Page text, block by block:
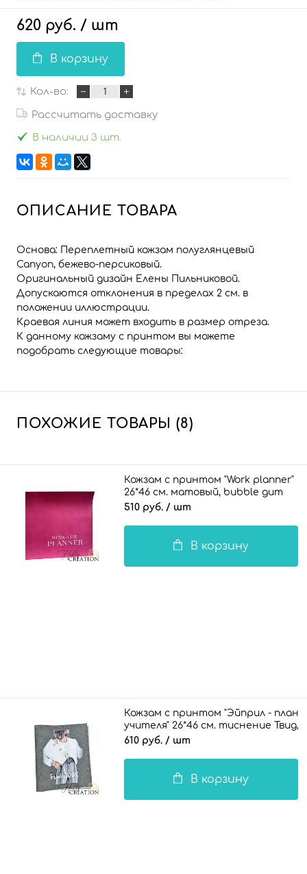
620 руб. / шт
В корзину
Кол-во:
Рассчитать доставку
В наличии 3 шт.
ОПИСАНИЕ ТОВАРА
Основа: Переплетный кожзам полуглянцевый
Canyon, бежево-персиковый.
Оригинальный дизайн Елены Пильниковой.
Допускаются отклонения в пределах 2 см. в
положении иллюстрации.
Краевая линия может входить в размер отреза.
К данному кожзаму с принтом вы можете
подобрать следующие товары:
ПОХОЖИЕ ТОВАРЫ (8)
Кожзам с принтом "Work planner"
26*46 см. матовый, bubble gum
510 руб. / шт
В корзину
Кожзам с принтом "Эйприл -
учителя" 26*46 см. тиснение Твид,
610 руб. / шт
В корзину